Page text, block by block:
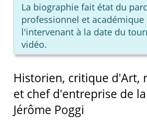
La biographie fait état du
professionnel et académique
l'intervenant à la date du
vidéo.
Historien, critique d'Art,
et chef d'entreprise de
Jérôme Poggi